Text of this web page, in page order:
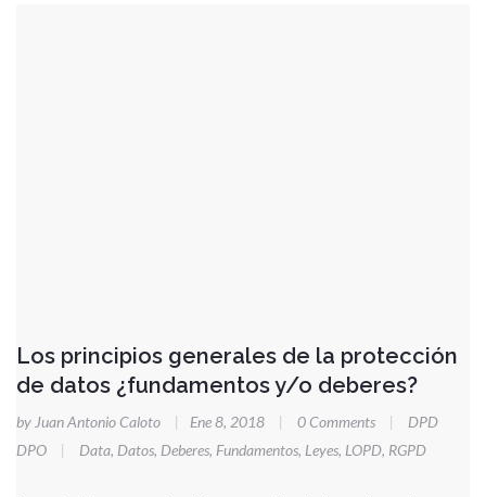
Los principios generales de la protección
de datos ¿fundamentos y/o deberes?
by Juan Antonio Caloto | Ene 8, 2018 | 0 Comments |
DPD
DPO
| Data, Datos, Deberes, Fundamentos, Leyes, LOPD, RGPD